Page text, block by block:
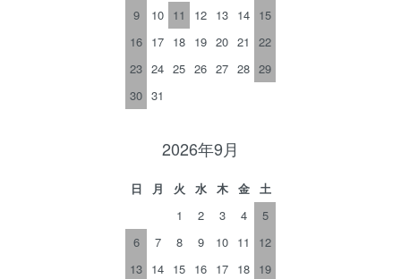
9
10 11 12 13 14 15
16 17 18 19 20 21
22
23 24 25 26 27 28 29
30 31
2026年9月
日 月 火 水 木 金
土
1
2 3 4
5
6
7 8 9 10 11
12
13 14 15 16 17 18 19